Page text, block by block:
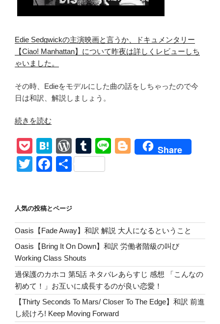
な
本
当
の
味
を
教
え
し
よ
う!”
Edie Sedgwickの主演映画と言うか、ドキュメンタリー
【Ciao! Manhattan】について昨夜は詳しくレビューしち
ゃいました。
その時、Edieをモデルにした曲の話をしちゃったので今
日は和訳、解説しましょう。
“【Bob
Skin
Pill-
Box
解
説
Hat’s
Bob’s
Love!
イ
ー
デ
ィ・
セ
続きを読む
P
o
ck
H
at
e
a
W
or
d
e
ss
T
u
m
Li
Bl
Share
T
er
F
e
b
o
o
k
共
人気の投稿とページ
Oasis【Fade Away】和訳 解説 大人になるということ
Oasis【Bring It On Down】和訳 労働者階級の叫び
Working Class Shouts
過保護のカホコ 第5話 ネタバレあらすじ 感想 「こんなの
初めて！」お互いに成長するのが良い恋愛！
【Thirty Seconds To Mars/ Closer To The Edge】和訳 前進
し続けろ! Keep Moving Forward